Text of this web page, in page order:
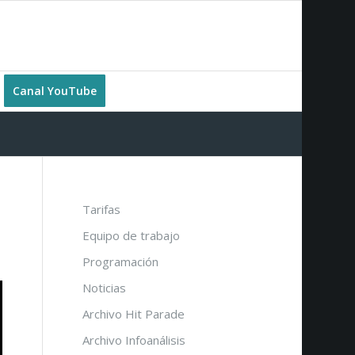
Canal YouTube
Tarifas
Equipo de trabajo
Programación
Noticias
Archivo Hit Parade
Archivo Infoanálisis